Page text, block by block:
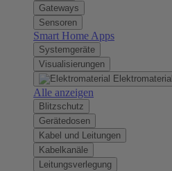
Gateways
Sensoren
Smart Home Apps
Systemgeräte
Visualisierungen
Elektromaterial
Alle anzeigen
Blitzschutz
Gerätedosen
Kabel und Leitungen
Kabelkanäle
Leitungsverlegung